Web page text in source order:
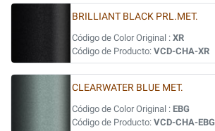
BRILLIANT BLACK PRL.MET.
Código de Color Original : XR
Código de Producto: VCD-CHA-XR
CLEARWATER BLUE MET.
Código de Color Original : EBG
Código de Producto: VCD-CHA-EBG